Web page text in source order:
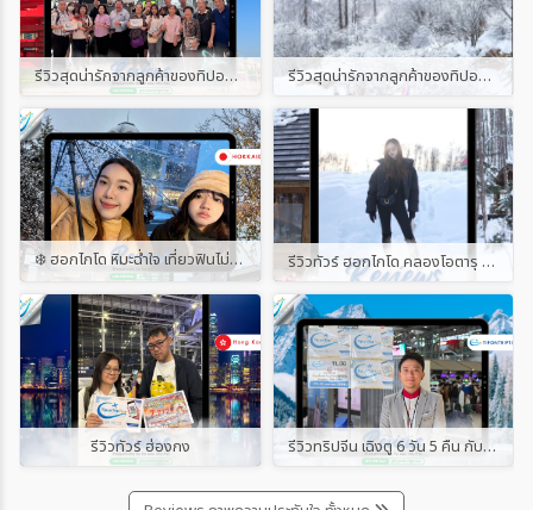
รีวิวสุดน่ารักจากลูกค้าของทิปออนทริปทัวร์ พร้อมแนบคลิป เส้นทางชิงเต่า รีวิวสุดน่ารักจากลูกค้าของทิปออนทริปทัวร์ พร้อมแนบคลิป
❄️ ฮอกไกโด หิมะฉ่ำใจ เที่ยวฟินไม่จกตา ⛄ ขอบคุณผู้โดยสารน่ารักทุกท่านที่ไว้ใจเดินทางกับ Tip on Trip Tour นะคะ บินจริง รีวิวจริง ไม่ปิดคอมเมนต์ ไม่ลบโพสต์ ✈️ ใครเคยไปกับเรา มาแชร์โมเมนต์ความฟินกันได้น้า~ #รีวิวทิปออนทริปทัวร์ รีวิวทัวร์ ฮอกไกโด คลองโอตารุ อาซาฮิกาว่า 6 วัน 4 คืน
รีวิวทัวร์ ฮ่องกง รีวิวทริปจีน เฉิงตู 6 วัน 5 คืน กับ “ทิป ออน ทริป ทัวร์”